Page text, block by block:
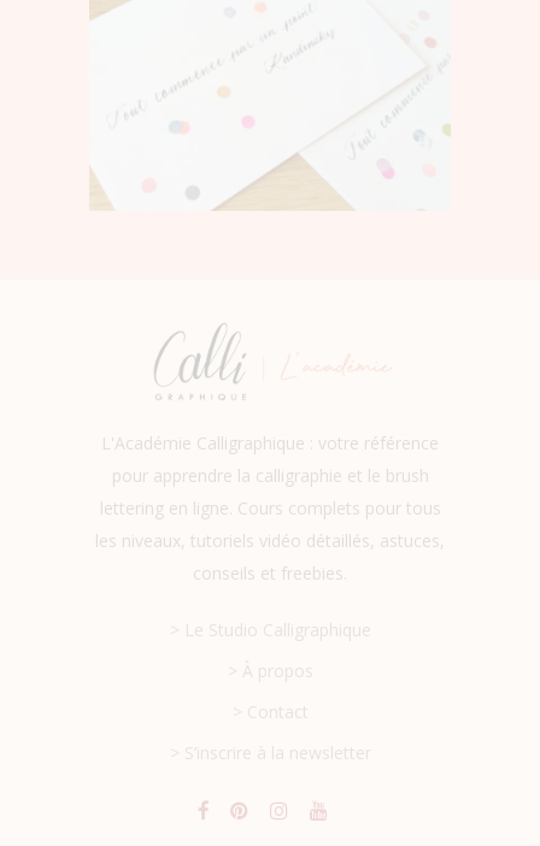
L'Académie Calligraphique : votre référence
pour apprendre la calligraphie et le brush
lettering en ligne. Cours complets pour tous
les niveaux, tutoriels vidéo détaillés, astuces,
conseils et freebies.
> Le Studio Calligraphique
> À propos
> Contact
> S’inscrire à la newsletter